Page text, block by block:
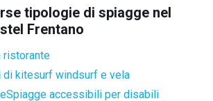
tipologie di spiagge nel
Frentano
ristorante
di kitesurf windsurf e vela
Spiagge accessibili per disabili